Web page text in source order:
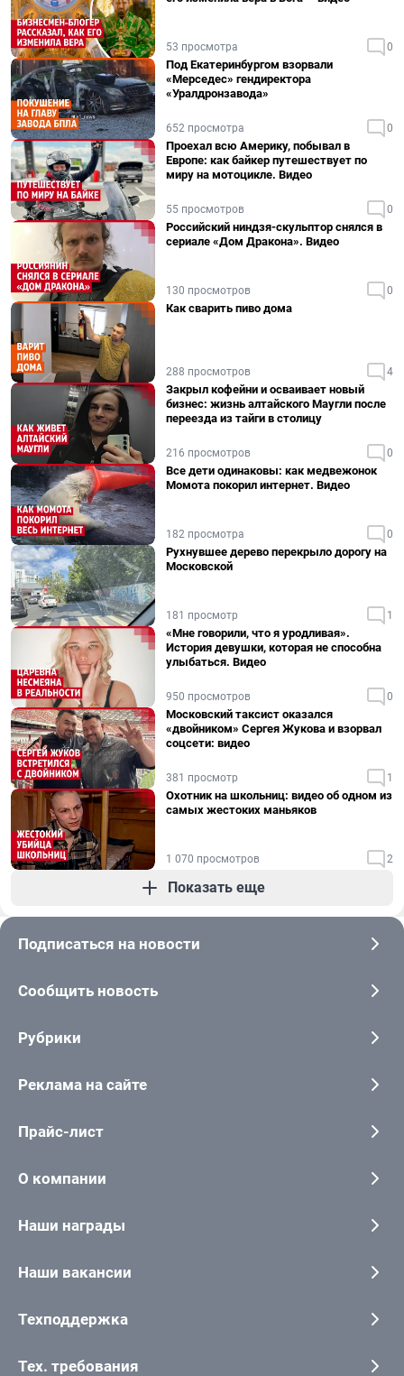
53 просмотра 0
Под Екатеринбургом взорвали
«Мерседес» гендиректора
«Уралдронзавода»
652 просмотра 0
Проехал всю Америку, побывал в
Европе: как байкер путешествует по
миру на мотоцикле. Видео
55 просмотров 0
Российский ниндзя-скульптор снялся в
сериале «Дом Дракона». Видео
130 просмотров 0
Как сварить пиво дома
288 просмотров 4
Закрыл кофейни и осваивает новый
бизнес: жизнь алтайского Маугли после
переезда из тайги в столицу
216 просмотров 0
Все дети одинаковы: как медвежонок
Момота покорил интернет. Видео
182 просмотра 0
Рухнувшее дерево перекрыло дорогу на
Московской
181 просмотр 1
«Мне говорили, что я уродливая».
История девушки, которая не способна
улыбаться. Видео
950 просмотров 0
Московский таксист оказался
«двойником» Сергея Жукова и взорвал
соцсети: видео
381 просмотр 1
Охотник на школьниц: видео об одном из
самых жестоких маньяков
1 070 просмотров 2
Показать еще
Подписаться на новости
Сообщить новость
Рубрики
Реклама на сайте
Прайс-лист
О компании
Наши награды
Наши вакансии
Техподдержка
Тех. требования